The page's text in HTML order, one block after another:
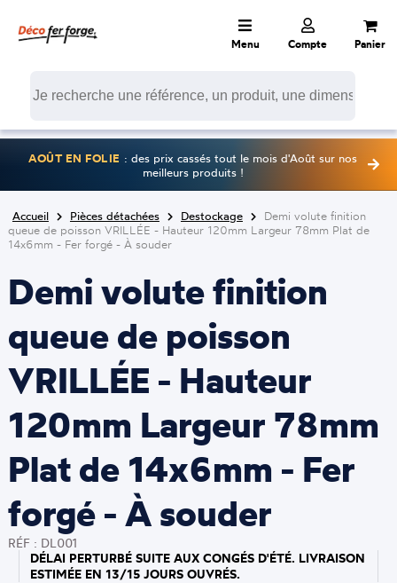
Menu Compte Panier
AOÛT EN FOLIE : des prix cassés tout le mois d'Août sur nos
meilleurs produits !
Accueil Pièces détachées Destockage
Demi volute finition
queue de poisson VRILLÉE - Hauteur 120mm Largeur 78mm Plat de
14x6mm - Fer forgé - À souder
Demi volute finition
queue de poisson
VRILLÉE - Hauteur
120mm Largeur 78mm
Plat de 14x6mm - Fer
forgé - À souder
RÉF : DL001
DÉLAI PERTURBÉ SUITE AUX CONGÉS D'ÉTÉ. LIVRAISON
ESTIMÉE EN 13/15 JOURS OUVRÉS.